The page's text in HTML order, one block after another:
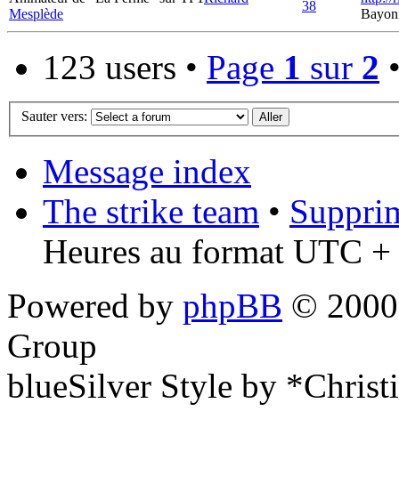
Mesplède
38
123 users • Page 1 sur 2
Sauter vers:
Message index
The strike team •
Heures au format UTC
Powered by phpBB ©
Group
blueSilver Style by